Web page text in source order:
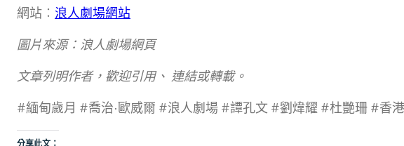
網站︰ 浪人劇場網站
圖片來源：浪人劇場網頁
文章列明作者，歡迎引用、 連結或轉載。
#緬甸歲月 #喬治·歐威爾 #浪人劇場 #譚孔文 #劉煒耀 #杜艷珊 #香
分享此文：